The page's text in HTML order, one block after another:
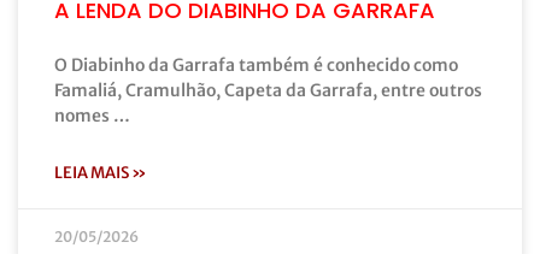
A LENDA DO DIABINHO DA GARRAFA
O Diabinho da Garrafa também é conhecido como
Famaliá, Cramulhão, Capeta da Garrafa, entre outros
nomes …
LEIA MAIS »
20/05/2026